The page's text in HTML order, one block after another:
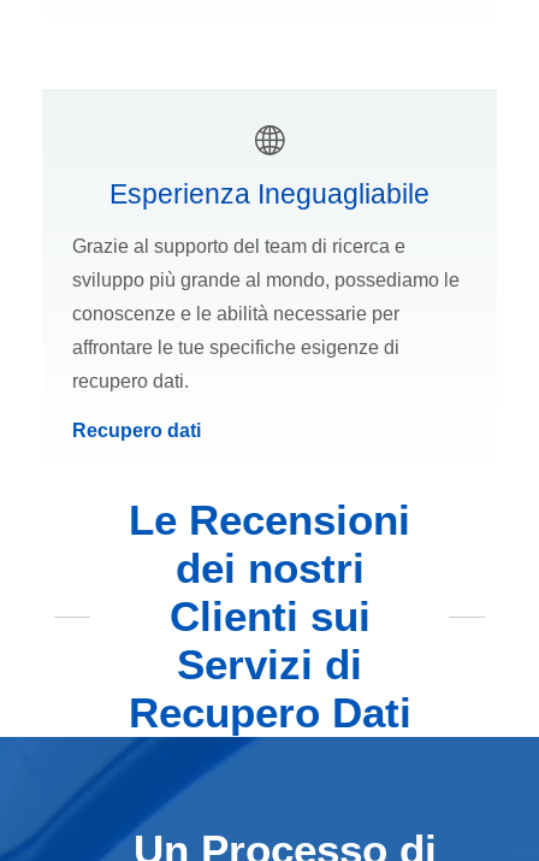
Esperienza Ineguagliabile
Grazie al supporto del team di ricerca e
sviluppo più grande al mondo, possediamo le
conoscenze e le abilità necessarie per
affrontare le tue specifiche esigenze di
recupero dati.
Recupero dati
Le Recensioni
dei nostri
Clienti sui
Servizi di
Recupero Dati
Un Processo di